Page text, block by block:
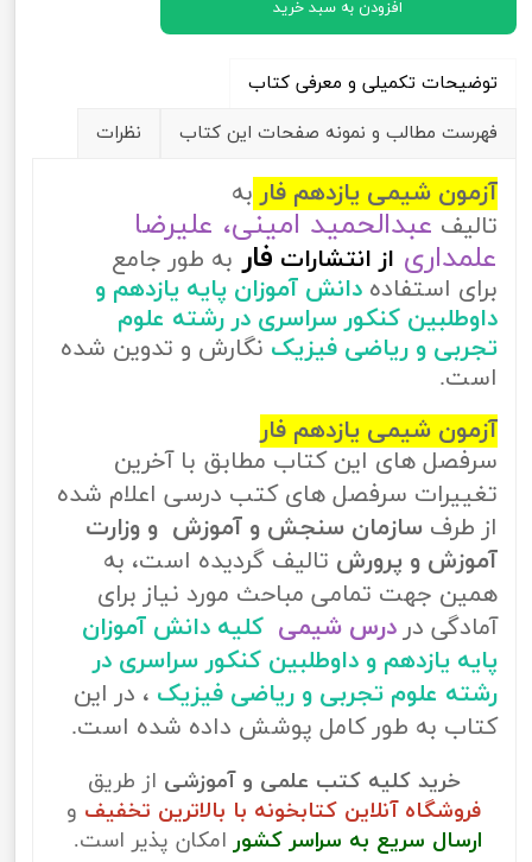
افزودن به سبد خرید
توضیحات تکمیلی و معرفی کتاب
فهرست مطالب و نمونه صفحات این کتاب
نظرات
آزمون شیمی یازدهم فار به
تالیف عبدالحمید امینی، علیرضا
علمداری از انتشارات فار به طور جامع
برای استفاده دانش آموزان پایه یازدهم و
داوطلبین کنکور سراسری در رشته علوم
تجربی و ریاضی فیزیک نگارش و تدوین شده
است.
آزمون شیمی یازدهم فار
سرفصل های این کتاب مطابق با آخرین
تغییرات سرفصل های کتب درسی اعلام شده
از طرف سازمان سنجش و آموزش و وزارت
آموزش و پرورش تالیف گردیده است، به
همین جهت تمامی مباحث مورد نیاز برای
آمادگی در درس شیمی کلیه دانش آموزان
پایه یازدهم و داوطلبین کنکور سراسری در
رشته علوم تجربی و ریاضی فیزیک ، در این
کتاب به طور کامل پوشش داده شده است.
خرید کلیه کتب علمی و آموزشی از طریق
فروشگاه آنلاین کتابخونه با بالاترین تخفیف و
ارسال سریع به سراسر کشور امکان پذیر است.